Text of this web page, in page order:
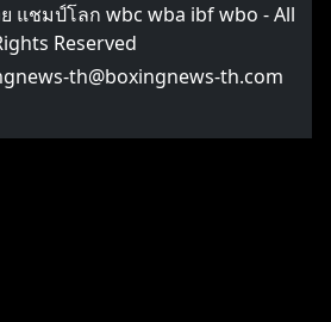
แชมป์โลก wbc wba ibf wbo - All
Reserved
th@boxingnews-th.com